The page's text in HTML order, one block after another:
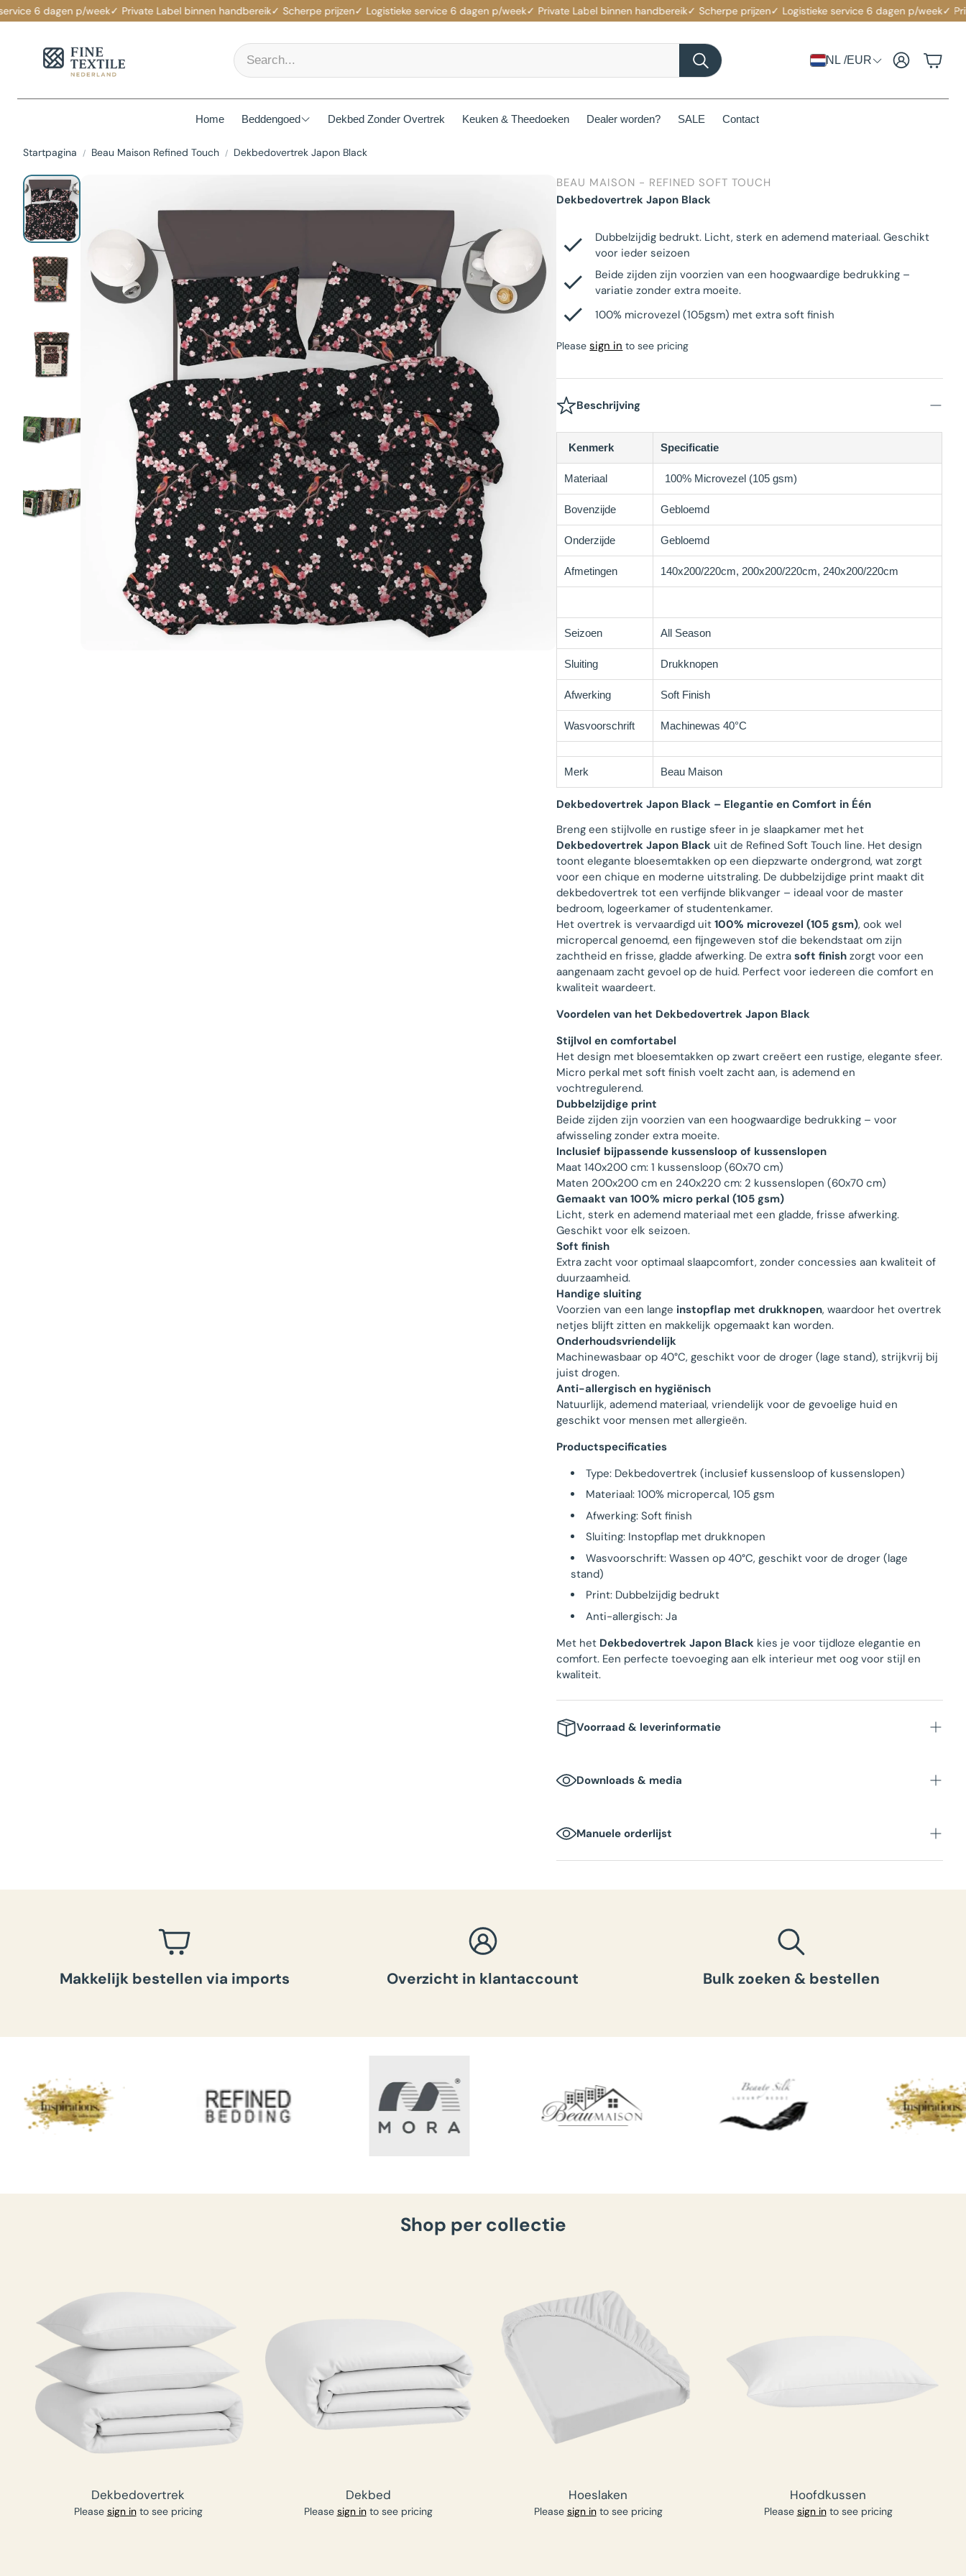
6 dagen p/week✓ Private Label binnen handbereik✓ Scherpe prijzen✓ Logistieke service 6 dagen p/week✓ Private Label binnen handbereik✓ Scherpe prijzen✓ Logistieke service 6 dagen p/week✓ Private
NL /EUR
Zoeken Account
Home Beddengoed
Matrasbeschermers
Non Branded Moltons
Beau Maison Velvet Line
Beau Maison Beauty Silk Line
Beau Maison Hotel Line
Beau Maison Teddy Line
Beau Maison Refined Touch
Jersey Hoeslaken
Katoenen Hoeslaken
Satijnen Hoeslaken
Velvet Hoeslaken
Sale Hoeslakens
Hoofdkussens
Kussenslopen Katoenen Kussenslopen
Satijnen Kussenslopen
Velvet Kussenslopen
Hotel Kussenslopen
Kussenbeschermers
Lakens
Dekbed Zonder Overtrek Keuken & Theedoeken Dealer worden? SALE Contact
Startpagina Beau Maison Refined Touch Dekbedovertrek Japon Black
BEAU MAISON - REFINED SOFT TOUCH
Dekbedovertrek Japon Black
Dubbelzijdig bedrukt. Licht, sterk en ademend materiaal. Geschikt
voor ieder seizoen
Beide zijden zijn voorzien van een hoogwaardige bedrukking –
variatie zonder extra moeite.
100% microvezel (105gsm) met extra soft finish
Pleasesign in to see pricing
Beschrijving
Kenmerk Specificatie
Materiaal 100% Microvezel (105 gsm)
Bovenzijde Gebloemd
Onderzijde Gebloemd
Afmetingen 140x200/220cm, 200x200/220cm, 240x200/220cm
Seizoen All Season
Sluiting Drukknopen
Afwerking Soft Finish
Wasvoorschrift Machinewas 40°C
Merk Beau Maison
Dekbedovertrek Japon Black – Elegantie en Comfort in Één
Breng een stijlvolle en rustige sfeer in je slaapkamer met het
Dekbedovertrek Japon Black uit de Refined Soft Touch line. Het design
toont elegante bloesemtakken op een diepzwarte ondergrond, wat zorgt
voor een chique en moderne uitstraling. De dubbelzijdige print maakt dit
dekbedovertrek tot een verfijnde blikvanger – ideaal voor de master
bedroom, logeerkamer of studentenkamer.
Het overtrek is vervaardigd uit100% microvezel (105 gsm), ook wel
micropercal genoemd, een fijngeweven stof die bekendstaat om zijn
zachtheid en frisse, gladde afwerking. De extrasoft finish zorgt voor een
aangenaam zacht gevoel op de huid. Perfect voor iedereen die comfort en
kwaliteit waardeert.
Voordelen van het Dekbedovertrek Japon Black
Stijlvol en comfortabel
Het design met bloesemtakken op zwart creëert een rustige, elegante sfeer.
Micro perkal met soft finish voelt zacht aan, is ademend en
vochtregulerend.
Dubbelzijdige print
Beide zijden zijn voorzien van een hoogwaardige bedrukking – voor
afwisseling zonder extra moeite.
Inclusief bijpassende kussensloop of kussenslopen
Maat 140x200 cm: 1 kussensloop (60x70 cm)
Maten 200x200 cm en 240x220 cm: 2 kussenslopen (60x70 cm)
Gemaakt van 100% micro perkal (105 gsm)
Licht, sterk en ademend materiaal met een gladde, frisse afwerking.
Geschikt voor elk seizoen.
Soft finish
Extra zacht voor optimaal slaapcomfort, zonder concessies aan kwaliteit of
duurzaamheid.
Handige sluiting
Voorzien van een langeinstopflap met drukknopen, waardoor het overtrek
netjes blijft zitten en makkelijk opgemaakt kan worden.
Onderhoudsvriendelijk
Machinewasbaar op 40°C, geschikt voor de droger (lage stand), strijkvrij bij
juist drogen.
Anti-allergisch en hygiënisch
Natuurlijk, ademend materiaal, vriendelijk voor de gevoelige huid en
geschikt voor mensen met allergieën.
Productspecificaties
Type: Dekbedovertrek (inclusief kussensloop of kussenslopen)
Materiaal: 100% micropercal, 105 gsm
Afwerking: Soft finish
Sluiting: Instopflap met drukknopen
Wasvoorschrift: Wassen op 40°C, geschikt voor de droger (lage
stand)
Print: Dubbelzijdig bedrukt
Anti-allergisch: Ja
Met het Dekbedovertrek Japon Black kies je voor tijdloze elegantie en
comfort. Een perfecte toevoeging aan elk interieur met oog voor stijl en
kwaliteit.
Voorraad & leverinformatie
Afmetingen doos
Totaalgewicht per doos:
Downloads & media
Manuele orderlijst
Makkelijk bestellen via imports Overzicht in klantaccount Bulk zoeken & bestellen
Shop per collectie
Dekbedovertrek
Please sign into see pricing
Dekbed
Please sign into see pricing
Hoeslaken
Please sign into see pricing
Hoofdkussen
Please sign into see pricing